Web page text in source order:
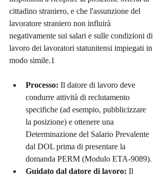
cittadino straniero, e che l'assunzione del
lavoratore straniero non influirà
negativamente sui salari e sulle condizioni di
lavoro dei lavoratori statunitensi impiegati in
modo simile.1
Processo: Il datore di lavoro deve
condurre attività di reclutamento
specifiche (ad esempio, pubblicizzare
la posizione) e ottenere una
Determinazione del Salario Prevalente
dal DOL prima di presentare la
domanda PERM (Modulo ETA-9089).
Guidato dal datore di lavoro: Il